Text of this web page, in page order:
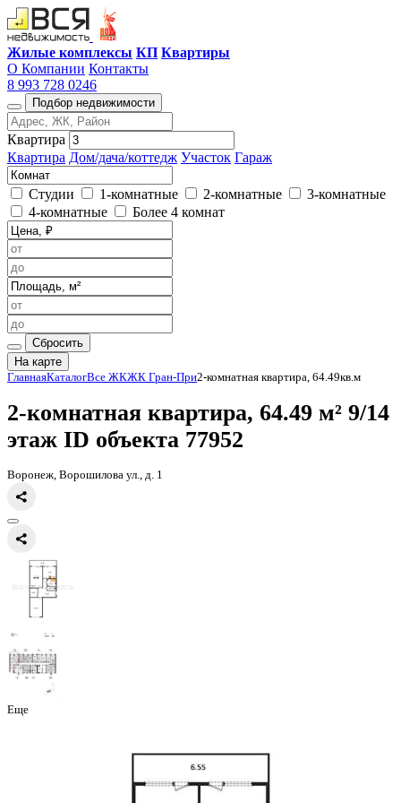
Жилые комплексы КП Квартиры
О Компании Контакты
8 993 728 0246
Подбор недвижимости
Квартира
Квартира Дом/дача/коттедж Участок Гараж
Студии 1-комнатные 2-комнатные
3-комнатные
4-комнатные
Более 4 комнат
Сбросить
На карте
Главная КаталогВсе ЖКЖК Гран-При
2-комнатная квартира, 64.49
этаж
Воронеж, Ворошилова ул., д. 1